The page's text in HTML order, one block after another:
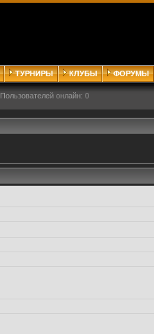
ТУРНИРЫ КЛУБЫ ФОРУМЫ
Пользователей онлайн: 0